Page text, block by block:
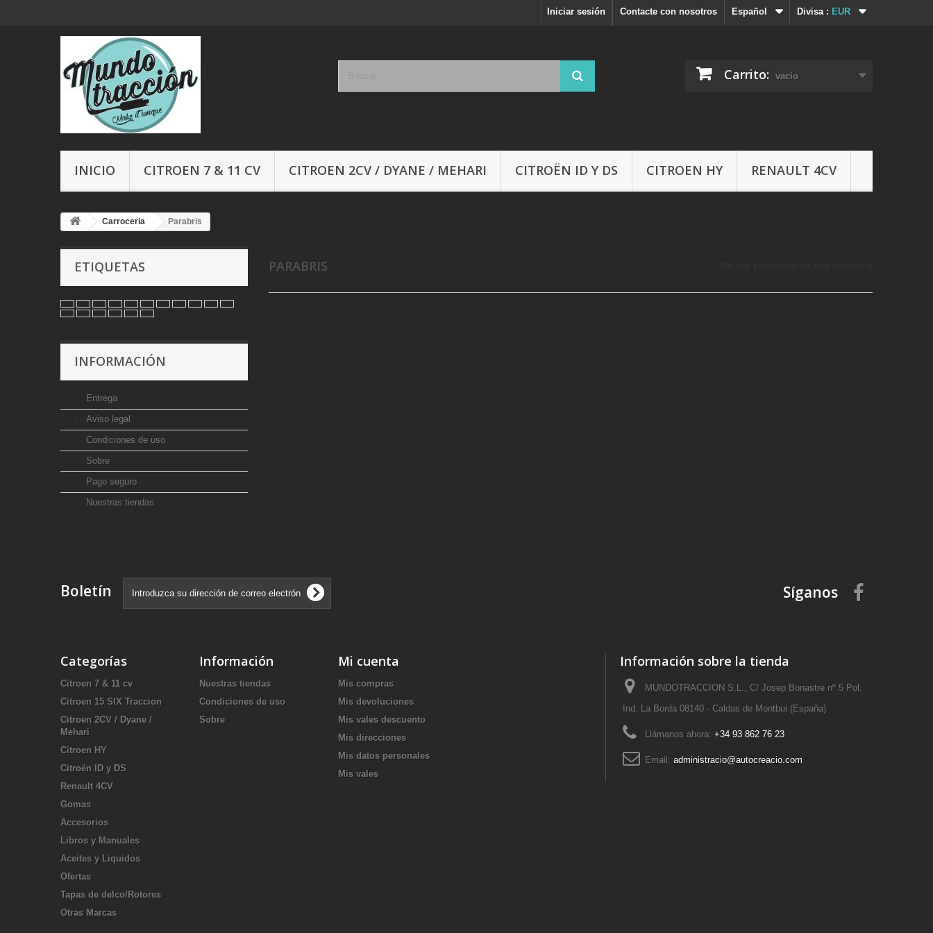
Divisa : EUR
Español
Contacte con nosotros
Iniciar sesión
Carrito: vacío
INICIO CITROEN 7 & 11 CV CITROEN 2CV / DYANE / MEHARI CITROËN ID Y DS CITROEN HY RENAULT 4CV
Carroceria Parabris
ETIQUETAS
INFORMACIÓN
Entrega
Aviso legal
Condiciones de uso
Sobre
Pago seguro
Nuestras tiendas
PARABRIS
Boletín Síganos
Categorías
Citroen 7 & 11 cv
Citroen 15 SIX Traccion
Citroen 2CV / Dyane /
Mehari
Citroen HY
Citroën ID y DS
Renault 4CV
Gomas
Accesorios
Libros y Manuales
Aceites y Liquidos
Ofertas
Tapas de delco/Rotores
Otras Marcas
Información
Nuestras tiendas
Condiciones de uso
Sobre
Mi cuenta
Mis compras
Mis devoluciones
Mis vales descuento
Mis direcciones
Mis datos personales
Mis vales
Información sobre la tienda
MUNDOTRACCION S.L., C/ Josep Bonastre nº 5 Pol.
Ind. La Borda 08140 - Caldas de Montbui (España)
Llámanos ahora: +34 93 862 76 23
Email: administracio@autocreacio.com